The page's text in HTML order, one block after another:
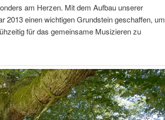
am Herzen. Mit dem Aufbau unserer
2013 einen wichtigen Grundstein geschaffen, um
für das gemeinsame Musizieren zu